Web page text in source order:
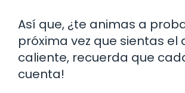
Así que, ¿te animas a
próxima vez que sientas el
caliente, recuerda que
cuenta!